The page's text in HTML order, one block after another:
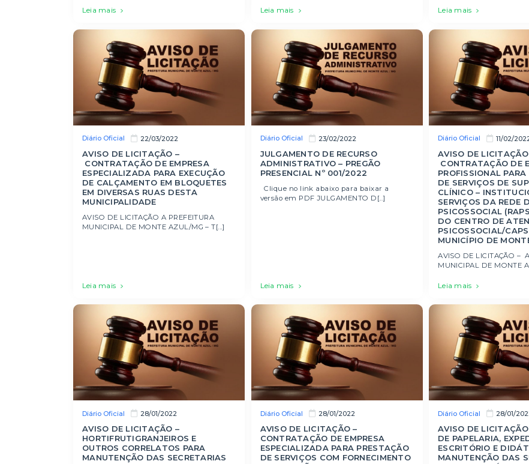
Leia mais Leia mais Leia mais
Diário Oficial 22/03/2022
AVISO DE LICITAÇÃO –
CONTRATAÇÃO DE EMPRESA
ESPECIALIZADA PARA EXECUÇÃO
DE CALÇAMENTO EM BLOQUETES
EM DIVERSAS RUAS DESTA
MUNICIPALIDADE
AVISO DE LICITAÇÃO A PREFEITURA
MUNICIPAL DE MONTE AZUL/MG – T[...]
Leia mais
Diário Oficial 23/02/2022
JULGAMENTO DE RECURSO
ADMINISTRATIVO – PREGÃO
PRESENCIAL Nº 001/2022
Clique no link abaixo para baixar a
versão em PDF JULGAMENTO D[...]
Leia mais
Diário Oficial 11/02/
AVISO DE
CONTRATAÇÃO DE
PROFISSIONAL
DE SERVIÇOS DE
CLÍNICO –
SERVIÇOS DA REDE
PSICOSSOCIAL
DO CENTRO DE
PSICOSSOCIAL/
MUNICÍPIO DE
AVISO DE LICITAÇÃO –
MUNICIPAL DE MONTE
Leia mais
Diário Oficial 28/01/2022
AVISO DE LICITAÇÃO –
HORTIFRUTIGRANJEIROS E
OUTROS CORRELATOS PARA
MANUTENÇÃO DAS SECRETARIAS
Diário Oficial 28/01/2022
AVISO DE LICITAÇÃO –
CONTRATAÇÃO DE EMPRESA
ESPECIALIZADA PARA PRESTAÇÃO
DE SERVIÇOS COM FORNECIMENTO
Diário Oficial 28/01/
AVISO DE
DE PAPELARIA,
ESCRITÓRIO E
MANUTENÇÃO DAS